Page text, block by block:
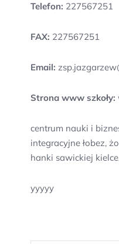
Telefon: 227567251
FAX: 227567251
Email:
Strona www szkoły:
centrum nauki i
integracyjne łobez,
hanki sawickiej
yyyyy